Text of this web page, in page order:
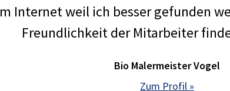
Internet weil ich besser gefunden
Freundlichkeit der Mitarbeiter
Bio Malermeister Vogel
Zum Profil »